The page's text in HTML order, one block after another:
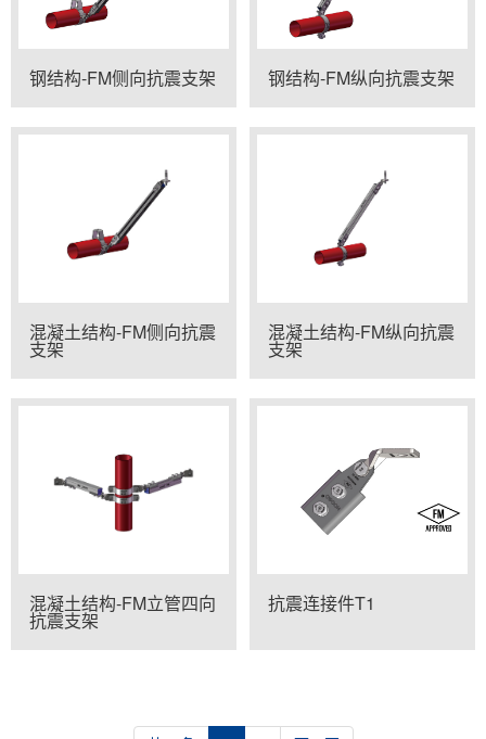
钢结构-FM侧向抗震支架 钢结构-FM纵向抗震支架
混凝土结构-FM侧向抗震
支架
混凝土结构-FM纵向抗震
支架
混凝土结构-FM立管四向
抗震支架
抗震连接件T1